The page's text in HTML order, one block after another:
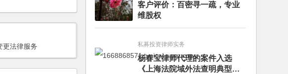
更法律服务
客户评价：百密寻一疏，专业
维股权
私募投资律师实务
杨春宝律师代理的案件入选
《上海法院域外法查明典型案